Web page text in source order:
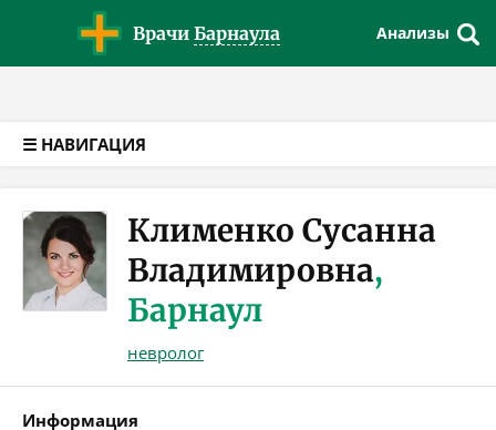
Врачи Барнаула Анализы
☰ НАВИГАЦИЯ
Клименко Сусанна
Владимировна,
Барнаул
невролог
Информация